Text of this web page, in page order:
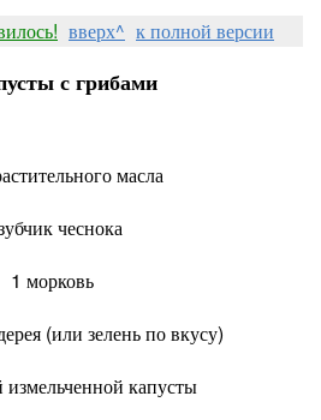
вверх^ к полной версии
с грибами
масла
чеснока
1 морковь
(или зелень по вкусу)
измельченной капусты